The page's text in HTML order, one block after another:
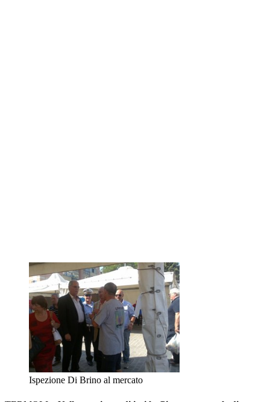
Ispezione Di Brino al mercato